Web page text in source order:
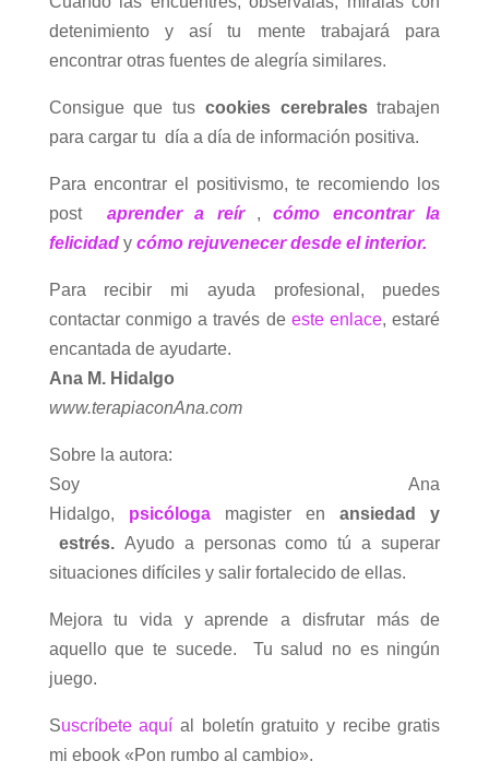
detenimiento y así tu mente trabajará para
encontrar otras fuentes de alegría similares.
Consigue que tus cookies cerebralestrabajen
para cargar tu día a día de información positiva.
Para encontrar el positivismo, te recomiendo los
post
aprender a reír,cómo encontrar la
felicidady cómo rejuvenecer desde el interior.
Para recibir mi ayuda profesional, puedes
contactar conmigo a través de este enlace, estaré
encantada de ayudarte.
Ana M. Hidalgo
www.terapiaconAna.com
Sobre la autora:
Soy Ana
Hidalgo, psicólogamagister en ansiedad y
estrés.Ayudo a personas como tú a superar
situaciones difíciles y salir fortalecido de ellas.
Mejora tu vida y aprende a disfrutar más de
aquello que te sucede. Tu salud no es ningún
juego.
Suscríbete aquíal boletín gratuito y recibe gratis
mi ebook «Pon rumbo al cambio».